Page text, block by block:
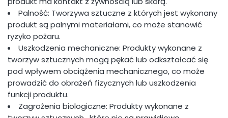
Palność: Tworzywa sztuczne z których jest wykonany
produkt są palnymi materiałami, co może stanowić
ryzyko pożaru.
Uszkodzenia mechaniczne: Produkty wykonane z
tworzyw sztucznych mogą pękać lub odkształcać się
pod wpływem obciążenia mechanicznego, co może
prowadzić do obrażeń fizycznych lub uszkodzenia
funkcji produktu.
Zagrożenia biologiczne: Produkty wykonane z